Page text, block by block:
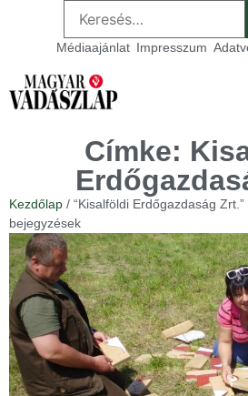
Médiaajánlat Impresszum
Címke:
Kezdőlap / “Kisalföldi Erdőgazdaság
bejegyzések